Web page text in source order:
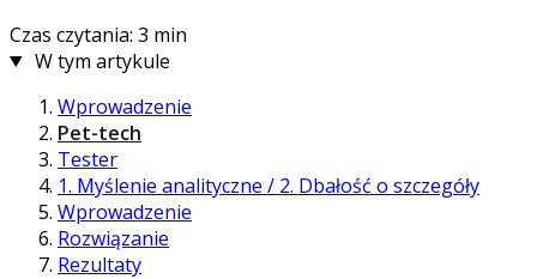
Czas czytania: 3 min
W tym artykule
Wprowadzenie
Pet-tech
Tester
1. Myślenie analityczne / 2. Dbałość o szczegóły
Wprowadzenie
Rozwiązanie
Rezultaty